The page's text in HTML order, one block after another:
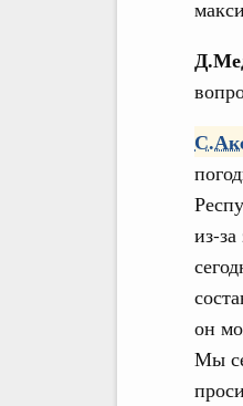
из-
он
Мы